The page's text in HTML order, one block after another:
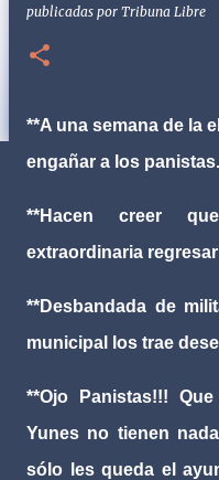
publicadas por Tribuna Libre
**A una semana de la
engañar a los panistas.
**Hacen creer
extraordinaria
**Desbandada de
municipal los trae
**Ojo Panistas!!!
Yunes no tienen
sólo les queda el